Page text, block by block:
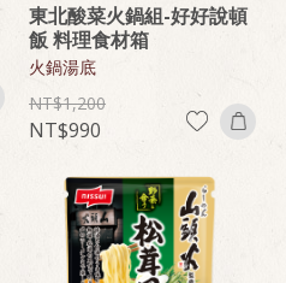
東北酸菜火鍋組-好好說頓
飯 料理食材箱
火鍋湯底
1,200
990